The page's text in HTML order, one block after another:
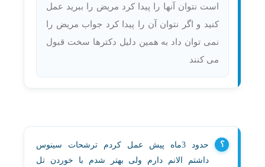
است نتوان آنها را پیدا کرد مریض را ببرید عمل
کنید و اگر نتوان آن را پیدا کرد جواب مریض را
نمی توان داد به همین دلیل دکترها سخت قبول
می کنند
حدود 3ماه پیش عمل کردم ترشحات سینوس
داشتم الانم دارم ولی بهتر شدم با خوردن تل